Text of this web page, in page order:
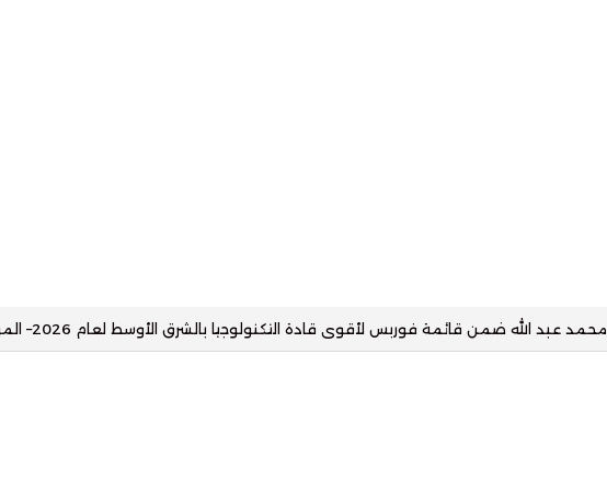
نور الزيني ضمن قائمة فوربس لأقوى قادة التسويق في الشرق الأوسط لعام 2026– المؤشرات نت